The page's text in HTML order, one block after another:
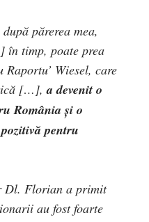
părerea mea,
în timp, poate prea
Wiesel, care
[…],a devenit o
România și o
pozitivă pentru
Dl. Florian a primit
au fost foarte